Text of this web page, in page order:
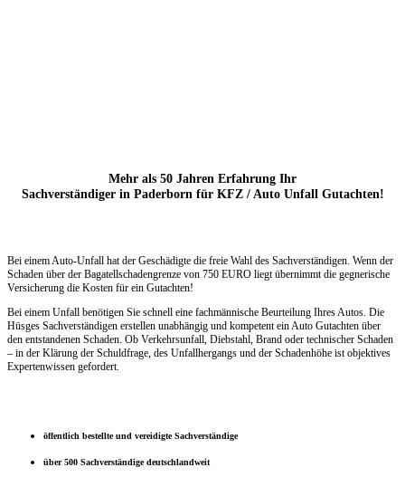
Mehr als 50 Jahren Erfahrung Ihr
Sachverständiger in Paderborn für KFZ / Auto Unfall Gutachten!
Bei einem Auto-Unfall hat der Geschädigte die freie Wahl des Sachverständigen. Wenn der
Schaden über der Bagatellschadengrenze von 750 EURO liegt übernimmt die gegnerische
Versicherung die Kosten für ein Gutachten!
Bei einem Unfall benötigen Sie schnell eine fachmännische Beurteilung Ihres Autos. Die
Hüsges Sachverständigen erstellen unabhängig und kompetent ein Auto Gutachten über
den entstandenen Schaden. Ob Verkehrsunfall, Diebstahl, Brand oder technischer Schaden
– in der Klärung der Schuldfrage, des Unfallhergangs und der Schadenhöhe ist objektives
Expertenwissen gefordert.
öffentlich bestellte und vereidigte Sachverständige
über 500 Sachverständige deutschlandweit